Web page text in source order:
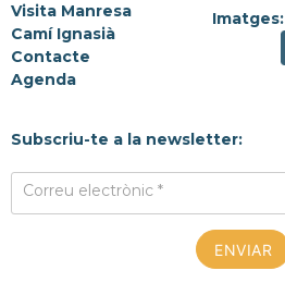
Visita Manresa
Camí Ignasià
Contacte
Agenda
Imatges:
Subscriu-te a la newsletter:
Correu electrònic *